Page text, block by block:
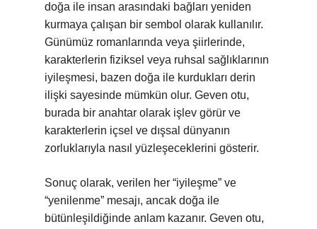
doğa ile insan arasındaki bağları yeniden
kurmaya çalışan bir sembol olarak kullanılır.
Günümüz romanlarında veya şiirlerinde,
karakterlerin fiziksel veya ruhsal sağlıklarının
iyileşmesi, bazen doğa ile kurdukları derin
ilişki sayesinde mümkün olur. Geven otu,
burada bir anahtar olarak işlev görür ve
karakterlerin içsel ve dışsal dünyanın
zorluklarıyla nasıl yüzleşeceklerini gösterir.
Sonuç olarak, verilen her “iyileşme” ve
“yenilenme” mesajı, ancak doğa ile
bütünleşildiğinde anlam kazanır. Geven otu,